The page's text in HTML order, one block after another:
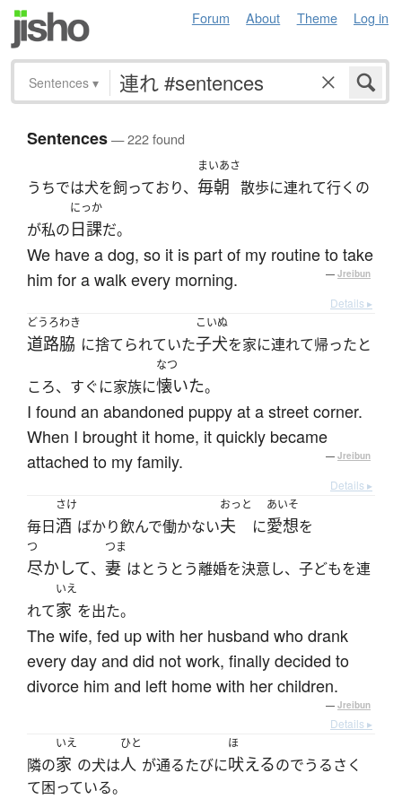
Forum About Theme Log in
Sentences ▾
Sentences— 222 found
うちでは犬を飼っており、
まいあさ
毎朝 散歩に連れて行くの
が私の
にっか
日課だ。
We have a dog, so it is part of my routine to take
him for a walk every morning.
— Jreibun
Details ▸
どうろわき
道路脇 に捨てられていた
こいぬ
子犬を家に連れて帰ったと
ころ、すぐに家族に
なつ
懐いた。
I found an abandoned puppy at a street corner.
When I brought it home, it quickly became
attached to my family.
— Jreibun
Details ▸
毎日
さけ
酒 ばかり飲んで働かない
おっと
夫 に
あいそ
愛想を
つ
尽かして、
つま
妻 はとうとう離婚を決意し、子どもを連
れて
いえ
家 を出た。
The wife, fed up with her husband who drank
every day and did not work, finally decided to
divorce him and left home with her children.
— Jreibun
Details ▸
隣の
いえ
家 の犬は
ひと
人 が通るたびに
ほ
吠えるのでうるさく
て困っている。